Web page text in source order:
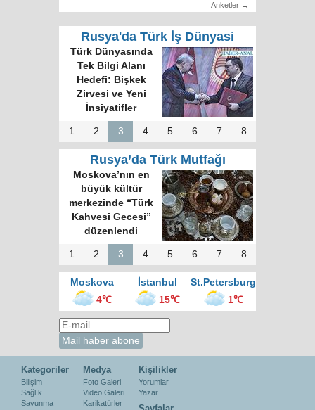
Anketler →
Rusya'da Türk İş Dünyasi
Türk Dünyasında
Tek Bilgi Alanı
Hedefi: Bişkek
Zirvesi ve Yeni
İnsiyatifler
1 2 3 4 5 6 7 8
Rusya’da Türk Mutfağı
Moskova’nın en
büyük kültür
merkezinde “Türk
Kahvesi Gecesi”
düzenlendi
1 2 3 4 5 6 7 8
Moskova İstanbul
St.Petersburg
4℃
15℃ 1℃
Kategoriler
Bilişim
Sağlık
Savunma
Medya
Foto Galeri
Video Galeri
Karikatürler
Kişilikler
Yorumlar
Yazar